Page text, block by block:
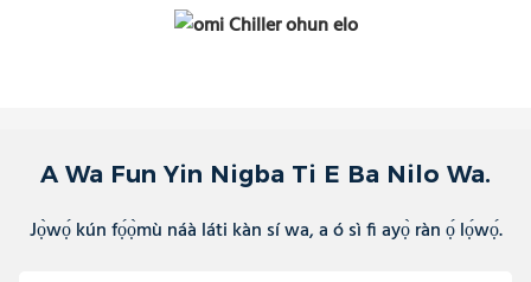
A Wa Fun Yin Nigba Ti E Ba Nilo Wa.
Jọ̀wọ́ kún fọ́ọ̀mù náà láti kàn sí wa, a ó sì fi ayọ̀ ràn ọ́ lọ́wọ́.